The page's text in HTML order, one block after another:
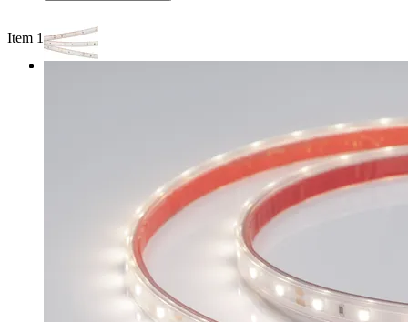
Item 1 of 4